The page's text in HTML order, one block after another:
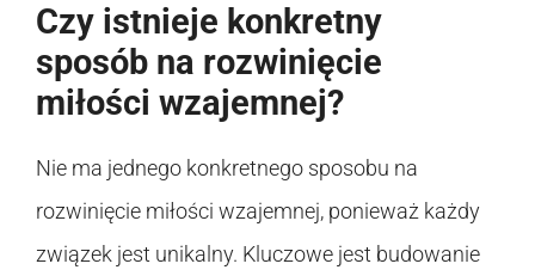
Czy istnieje konkretny
sposób na rozwinięcie
miłości wzajemnej?
Nie ma jednego konkretnego sposobu na
rozwinięcie miłości wzajemnej, ponieważ każdy
związek jest unikalny. Kluczowe jest budowanie